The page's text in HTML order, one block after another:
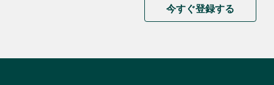
今すぐ登録する